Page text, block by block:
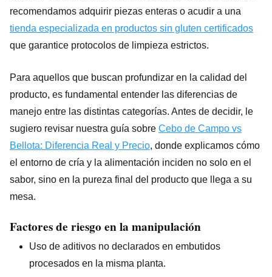
recomendamos adquirir piezas enteras o acudir a una
tienda especializada en productos sin gluten certificados
que garantice protocolos de limpieza estrictos.
Para aquellos que buscan profundizar en la calidad del
producto, es fundamental entender las diferencias de
manejo entre las distintas categorías. Antes de decidir, le
sugiero revisar nuestra guía sobre Cebo de Campo vs
Bellota: Diferencia Real y Precio, donde explicamos cómo
el entorno de cría y la alimentación inciden no solo en el
sabor, sino en la pureza final del producto que llega a su
mesa.
Factores de riesgo en la manipulación
Uso de aditivos no declarados en embutidos
procesados en la misma planta.